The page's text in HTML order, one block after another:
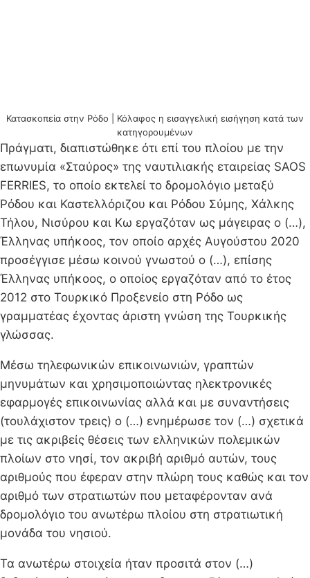
Κατασκοπεία στην Ρόδο | Κόλαφος η εισαγγελική εισήγηση κατά των
κατηγορουμένων
Πράγματι, διαπιστώθηκε ότι επί του πλοίου με την
επωνυμία «Σταύρος» της ναυτιλιακής εταιρείας SAOS
FERRIES, το οποίο εκτελεί το δρομολόγιο μεταξύ
Ρόδου και Καστελλόριζου και Ρόδου Σύμης, Χάλκης
Τήλου, Νισύρου και Κω εργαζόταν ως μάγειρας ο (…),
Έλληνας υπήκοος, τον οποίο αρχές Αυγούστου 2020
προσέγγισε μέσω κοινού γνωστού ο (…), επίσης
Έλληνας υπήκοος, ο οποίος εργαζόταν από το έτος
2012 στο Τουρκικό Προξενείο στη Ρόδο ως
γραμματέας έχοντας άριστη γνώση της Τουρκικής
γλώσσας.
Μέσω τηλεφωνικών επικοινωνιών, γραπτών
μηνυμάτων και χρησιμοποιώντας ηλεκτρονικές
εφαρμογές επικοινωνίας αλλά και με συναντήσεις
(τουλάχιστον τρεις) ο (…) ενημέρωσε τον (…) σχετικά
με τις ακριβείς θέσεις των ελληνικών πολεμικών
πλοίων στο νησί, τον ακριβή αριθμό αυτών, τους
αριθμούς που έφεραν στην πλώρη τους καθώς και τον
αριθμό των στρατιωτών που μεταφέρονταν ανά
δρομολόγιο του ανωτέρω πλοίου στη στρατιωτική
μονάδα του νησιού.
Τα ανωτέρω στοιχεία ήταν προσιτά στον (…)